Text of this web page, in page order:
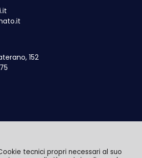
152
tecnici propri necessari al suo